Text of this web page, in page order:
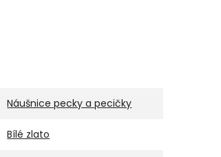
Náušnice pecky a pecičky
Bílé zlato